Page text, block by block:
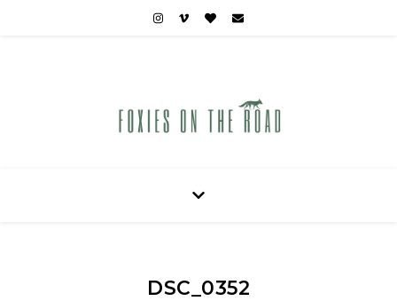
DSC_0352